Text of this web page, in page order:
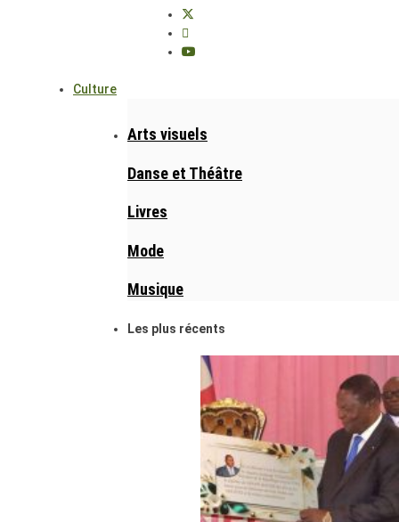
Culture
Arts visuels
Danse et Théâtre
Livres
Mode
Musique
Les plus récents